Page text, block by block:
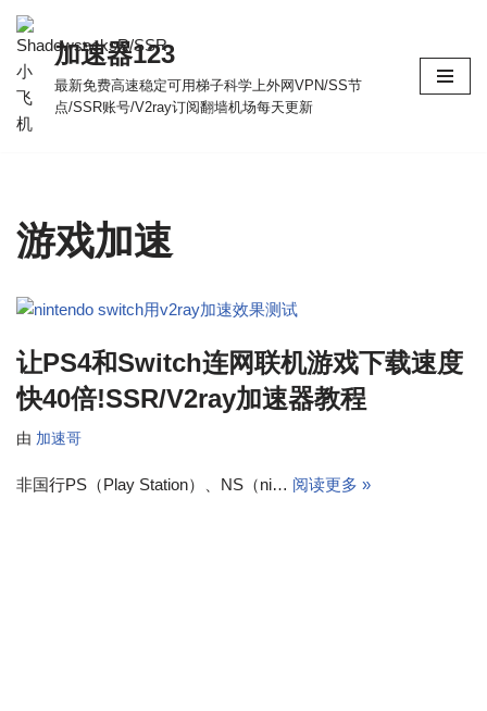
至
正
文
加速器123
最新免费高速稳定可用梯子科学上外网VPN/SS节
点/SSR账号/V2ray订阅翻墙机场每天更新
游戏加速
让PS4和Switch连网联机游戏下载速度
快40倍!SSR/V2ray加速器教程
由 加速哥
非国行PS（Play Station）、NS（ni… 阅读更多 »